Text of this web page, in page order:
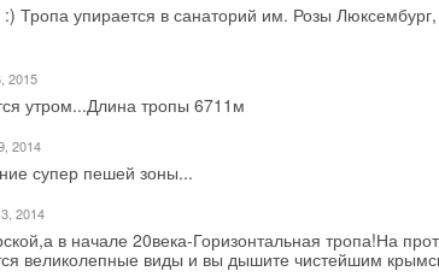
Тропа упирается в санаторий им. Розы
2015
утром...Длина тропы 6711м
2014
супер пешей зоны...
2014
в начале 20века-Горизонтальная тропа!На
великолепные виды и вы дышите чистейшим